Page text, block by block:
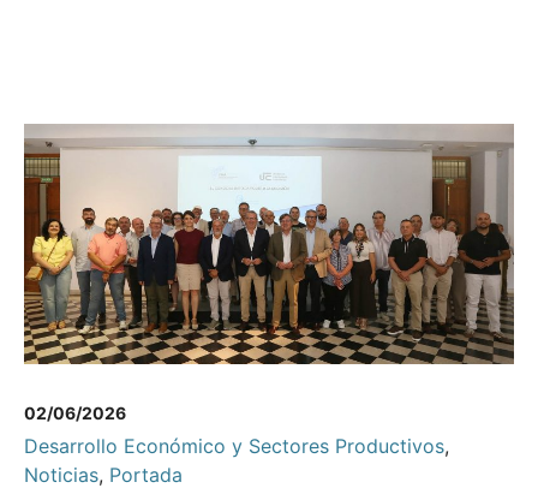
02/06/2026
Desarrollo Económico y Sectores Productivos,
Noticias, Portada